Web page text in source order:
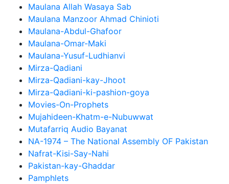
Maulana Allah Wasaya Sab
Maulana Manzoor Ahmad Chinioti
Maulana-Abdul-Ghafoor
Maulana-Omar-Maki
Maulana-Yusuf-Ludhianvi
Mirza-Qadiani
Mirza-Qadiani-kay-Jhoot
Mirza-Qadiani-ki-pashion-goya
Movies-On-Prophets
Mujahideen-Khatm-e-Nubuwwat
Mutafarriq Audio Bayanat
NA-1974 – The National Assembly OF Pakistan
Nafrat-Kisi-Say-Nahi
Pakistan-kay-Ghaddar
Pamphlets